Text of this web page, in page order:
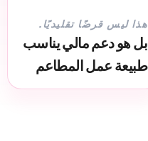
هذا ليس قرضًا تقليديًا.
بل هو دعم مالي يناسب
طبيعة عمل المطاعم